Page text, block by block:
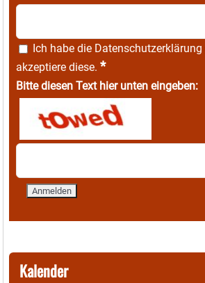
Ich habe die Datenschutzerklärung
akzeptiere diese. *
Bitte diesen Text hier unten eingeben:
Kalender